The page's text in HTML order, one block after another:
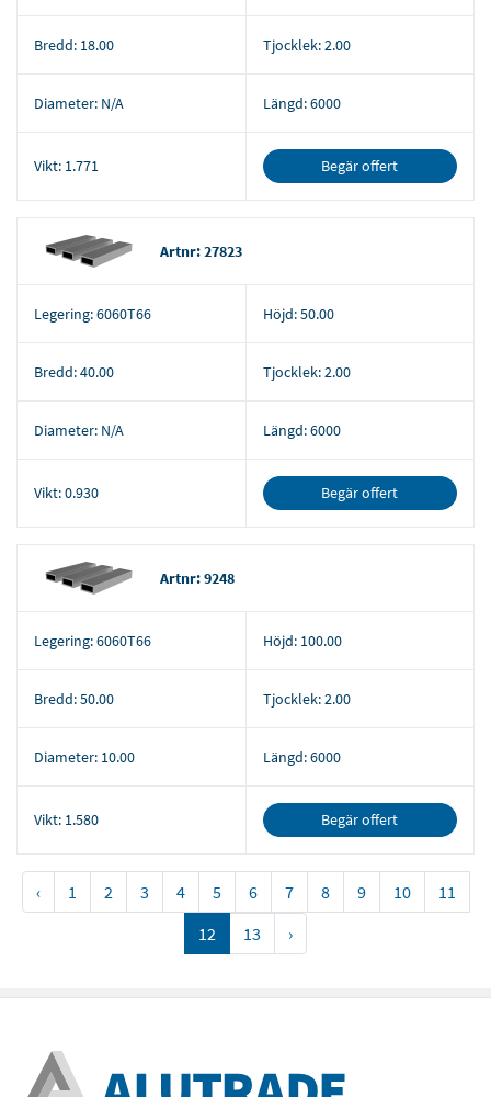
Bredd: 18.00 Tjocklek:2.00
Diameter: N/A Längd:6000
Vikt: 1.771 Begär offert
Artnr: 27823
Legering:6060T66 Höjd:50.00
Bredd:40.00 Tjocklek:2.00
Diameter: N/A Längd:6000
Vikt:0.930 Begär offert
Artnr: 9248
Legering:6060T66 Höjd: 100.00
Bredd:50.00 Tjocklek:2.00
Diameter: 10.00 Längd:6000
Vikt: 1.580 Begär offert
‹ 1 2 3 4 5 6 7 8 9 10
11
12
13 ›